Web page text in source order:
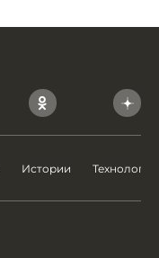
Истории Технологии